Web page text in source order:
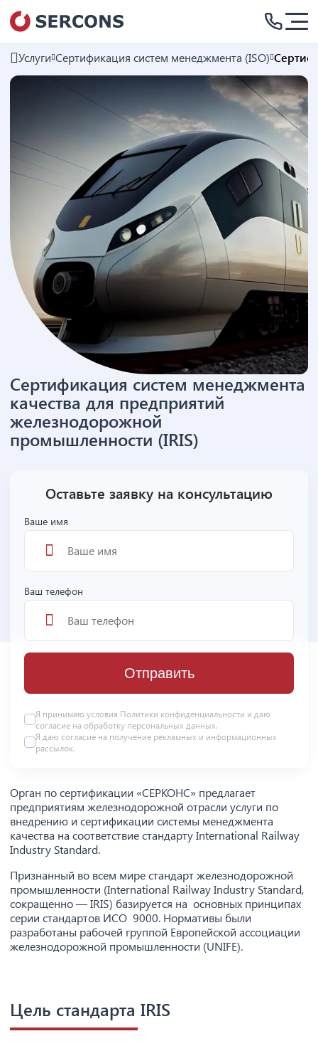
Услуги Сертификация систем менеджмента (ISO)
Сертификация систем менеджмента
качества для предприятий
железнодорожной
промышленности (IRIS)
Оставьте заявку на консультацию
Ваше имя
Ваш телефон
Отправить
Я принимаю условия Политики конфиденциальности и даю
согласие на обработку персональных данных.
Я даю согласие на получение рекламных и информационных
рассылок.
Орган по сертификации «СЕРКОНС» предлагает
предприятиям железнодорожной отрасли услуги по
внедрению и сертификации системы менеджмента
качества на соответствие стандарту International Railway
Industry Standard.
Признанный во всем мире стандарт железнодорожной
промышленности (International Railway Industry Standard,
сокращенно — IRIS) базируется на основных принципах
серии стандартов ИСО 9000. Нормативы были
разработаны рабочей группой Европейской ассоциации
железнодорожной промышленности (UNIFE).
Цель стандарта IRIS